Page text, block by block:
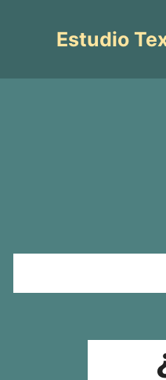
contenidoEstudio